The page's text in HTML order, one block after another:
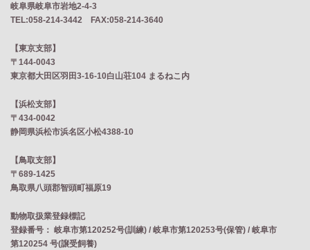
岐阜県岐阜市岩地2‐4‐3
TEL:058-214-3442 FAX:058-214-3640
【東京支部】
〒144-0043
東京都大田区羽田3-16-10白山荘104 まるねこ内
【浜松支部】
〒434-0042
静岡県浜松市浜名区小松4388-10
【鳥取支部】
〒689-1425
鳥取県八頭郡智頭町福原19
動物取扱業登録標記
登録番号： 岐阜市第120252号(訓練) / 岐阜市第120253号(保管) / 岐阜市
第120254 号(譲受飼養)